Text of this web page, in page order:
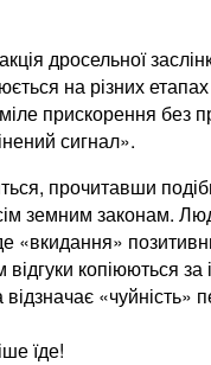
дросельної
на різних
прискорення без
сигнал».
прочитавши
земним законам.
відгуки
«чуйність»
їде!